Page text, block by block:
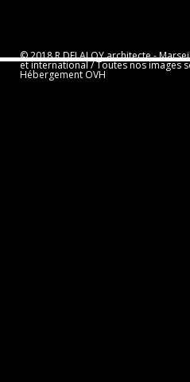
© 2018 R.DELALOY architecte -­
et international / Toutes nos images
Hébergement OVH